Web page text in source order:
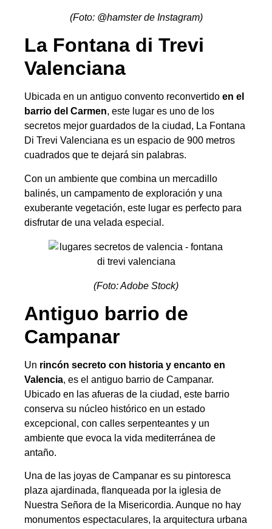
(Foto: @hamster de Instagram)
La Fontana di Trevi
Valenciana
Ubicada en un antiguo convento reconvertido en el
barrio del Carmen, este lugar es uno de los
secretos mejor guardados de la ciudad, La Fontana
Di Trevi Valenciana es un espacio de 900 metros
cuadrados que te dejará sin palabras.
Con un ambiente que combina un mercadillo
balinés, un campamento de exploración y una
exuberante vegetación, este lugar es perfecto para
disfrutar de una velada especial.
(Foto: Adobe Stock)
Antiguo barrio de
Campanar
Un rincón secreto con historia y encanto en
Valencia, es el antiguo barrio de Campanar.
Ubicado en las afueras de la ciudad, este barrio
conserva su núcleo histórico en un estado
excepcional, con calles serpenteantes y un
ambiente que evoca la vida mediterránea de
antaño.
Una de las joyas de Campanar es su pintoresca
plaza ajardinada, flanqueada por la iglesia de
Nuestra Señora de la Misericordia. Aunque no hay
monumentos espectaculares, la arquitectura urbana